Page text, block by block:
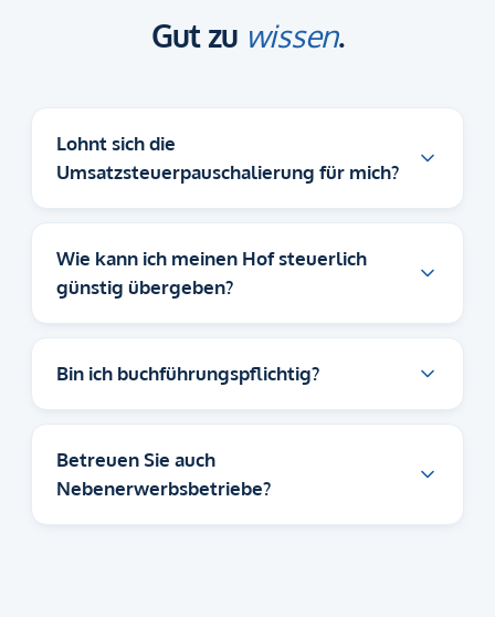
Gut zu wissen.
Lohnt sich die
Umsatzsteuerpauschalierung für mich?
Wie kann ich meinen Hof steuerlich
günstig übergeben?
Bin ich buchführungspflichtig?
Betreuen Sie auch
Nebenerwerbsbetriebe?